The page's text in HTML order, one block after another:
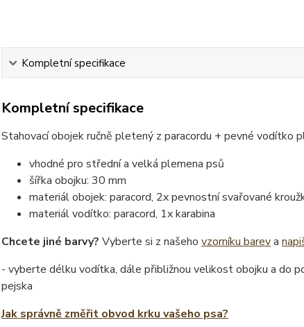
Kompletní specifikace
Kompletní specifikace
Stahovací obojek ručně pletený z paracordu + pevné vodítko
vhodné pro střední a velká plemena psů
šířka obojku: 30 mm
materiál obojek: paracord, 2x pevnostní svařované
materiál vodítko: paracord, 1x karabina
Chcete jiné barvy? Vyberte si z našeho vzorníku bareva
- vyberte délku vodítka, dále přibližnou velikost obojku a do
pejska
Jak správně změřit obvod krku vašeho psa?